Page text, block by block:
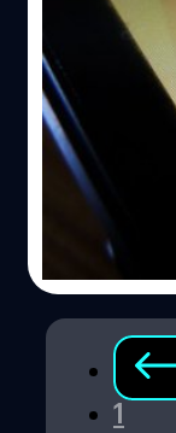
Twitter เอ
สุรา
ปกติแล้วการ
Twitter สามา
Read More
1